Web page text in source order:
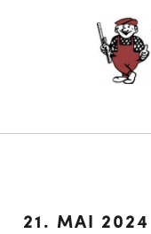
21. MAI 2024